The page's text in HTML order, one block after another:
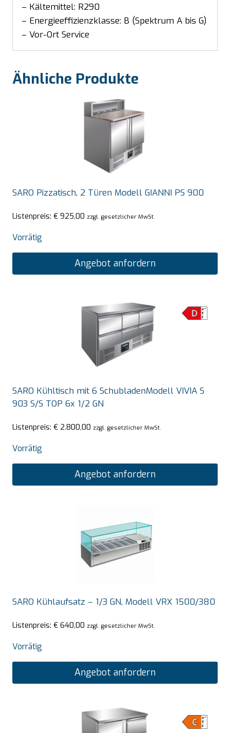
– Kältemittel: R290
– Energieeffizienzklasse: B (Spektrum A bis G)
– Vor-Ort Service
Ähnliche Produkte
SARO Pizzatisch, 2 Türen Modell GIANNI PS 900
Listenpreis: € 925,00 zzgl. gesetzlicher MwSt.
Vorrätig
Angebot anfordern
SARO Kühltisch mit 6 SchubladenModell VIVIA S
903 S/S TOP 6x 1/2 GN
Listenpreis: € 2.800,00 zzgl. gesetzlicher MwSt.
Vorrätig
Angebot anfordern
SARO Kühlaufsatz – 1/3 GN, Modell VRX 1500/380
Listenpreis: € 640,00 zzgl. gesetzlicher MwSt.
Vorrätig
Angebot anfordern